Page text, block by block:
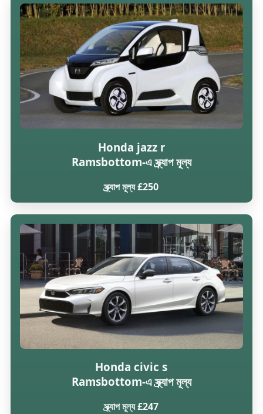
Honda jazz r
Ramsbottom-এ স্ক্র্যাপ মূল্য
স্ক্র্যাপ মূল্য £250
Honda civic s
Ramsbottom-এ স্ক্র্যাপ মূল্য
স্ক্র্যাপ মূল্য £247